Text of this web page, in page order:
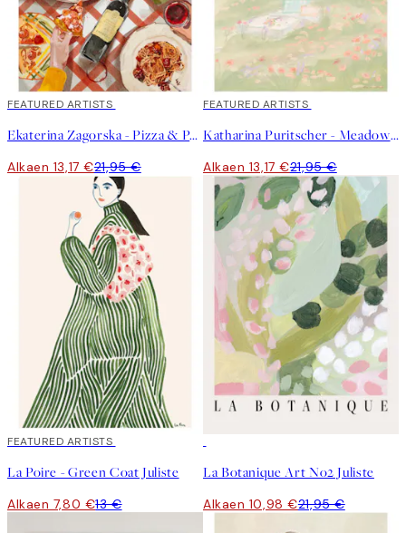
40%*
FEATURED ARTISTS
Ekaterina Zagorska - Pizza & Pasta Party Juliste
Alkaen 13,17 €21,95 €
40%*
FEATURED ARTISTS
Katharina Puritscher - Meadow Juliste
Alkaen 13,17 €21,95 €
40%*
FEATURED ARTISTS
La Poire - Green Coat Juliste
Alkaen 7,80 €13 €
La Botanique Art No2 Juliste
Alkaen 10,98 €21,95 €